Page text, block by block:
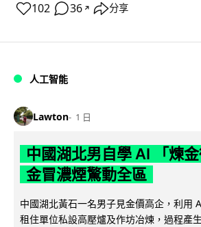
102 36 ↗ 分享
人工智能
Lawton 1 日
中國湖北男自學 AI 「煉
金冒濃煙驚動全區
中國湖北黃石一名男子見金價高企，利用
租住單位私設高壓爐及作坊冶煉，過程產